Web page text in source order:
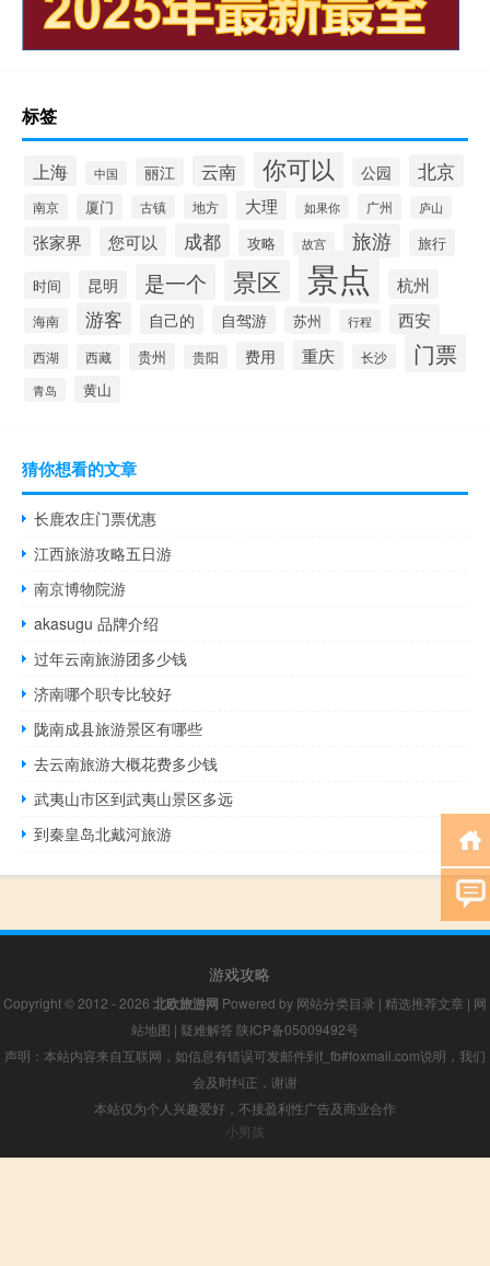
标签
上海 中国 丽江 云南 你可以 公园 北京
南京 厦门 古镇 地方 大理 如果你 广州 庐山
张家界 您可以 成都 攻略 故宫 旅游 旅行
时间 昆明 是一个 景区 景点 杭州
海南 游客 自己的 自驾游 苏州 行程 西安
西湖 西藏 贵州 贵阳 费用 重庆 长沙 门票
青岛 黄山
猜你想看的文章
长鹿农庄门票优惠
江西旅游攻略五日游
南京博物院游
akasugu 品牌介绍
过年云南旅游团多少钱
济南哪个职专比较好
陇南成县旅游景区有哪些
去云南旅游大概花费多少钱
武夷山市区到武夷山景区多远
到秦皇岛北戴河旅游
游戏攻略
Copyright © 2012 - 2026 北欧旅游网 Powered by 网站分类目录 | 精选推荐文章 | 网
站地图 | 疑难解答 陕ICP备05009492号
声明：本站内容来自互联网，如信息有错误可发邮件到f_fb#foxmail.com说明，我们
会及时纠正，谢谢
本站仅为个人兴趣爱好，不接盈利性广告及商业合作
小男孩